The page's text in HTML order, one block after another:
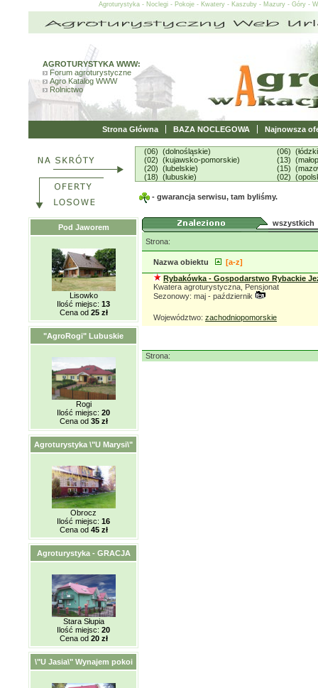
Agroturystyka - Noclegi - Pokoje - Kwatery - Kaszuby - Mazury - Góry -
AGROTURYSTYKA WWW:
Forum agroturystyczne
Agro Katalog WWW
Rolnictwo
Strona Główna BAZA NOCLEGOWA Najnowsza
(06) (dolnośląskie)
(02) (kujawsko-pomorskie)
(20) (lubelskie)
(18) (lubuskie)
(06)
(13)
(15)
(02)
- gwarancja serwisu, tam byliśmy.
Pod Jaworem
Lisowko
Ilość miejsc: 13
Cena od 25 zł
"AgroRogi" Lubuskie
Rogi
Ilość miejsc: 20
Cena od 35 zł
Agroturystyka \"U Marysi\"
Obrocz
Ilość miejsc: 16
Cena od 45 zł
Agroturystyka - GRACJA
Stara Słupia
Ilość miejsc: 20
Cena od 20 zł
\"U Jasia\" Wynajem pokoi
wszystkich
Strona:
Nazwa obiektu
[a-z]
Rybakówka - Gospodarstwo Rybackie
Kwatera agroturystyczna, Pensjonat
Sezonowy: maj - październik
Województwo: zachodniopomorskie
Strona: